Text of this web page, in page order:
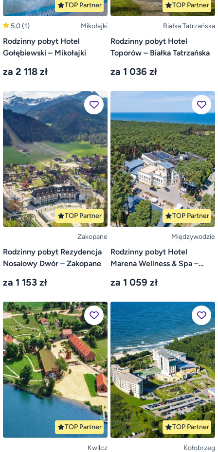
TOP Partner
5.0(1) Mikołajki
Rodzinny pobyt Hotel
Gołębiewski – Mikołajki
za 2 118 zł
TOP Partner
Białka Tatrzańska
Rodzinny pobyt Hotel
Toporów – Białka Tatrzańska
za 1 036 zł
TOP Partner
Zakopane
Rodzinny pobyt Rezydencja
Nosalowy Dwór – Zakopane
za 1 153 zł
TOP Partner
Międzywodzie
Rodzinny pobyt Hotel
Marena Wellness & Spa –
za 1 059 zł
TOP Partner
Kwilcz
TOP Partner
Kołobrzeg